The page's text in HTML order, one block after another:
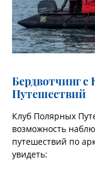
Бердвотчинг
Путешествий
Клуб Полярных
возможность
путешествий по
увидеть: